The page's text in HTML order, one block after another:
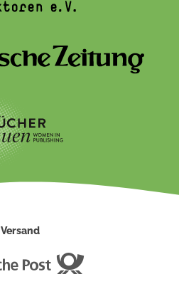
Versand